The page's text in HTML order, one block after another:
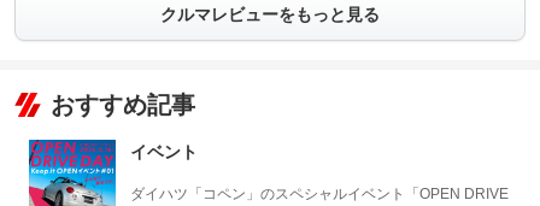
クルマレビューをもっと見る
おすすめ記事
イベント
ダイハツ「コペン」のスペシャルイベント「OPEN DRIVE